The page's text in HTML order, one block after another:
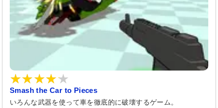
Smash the Car to Pieces
いろんな武器を使って車を徹底的に破壊するゲーム。